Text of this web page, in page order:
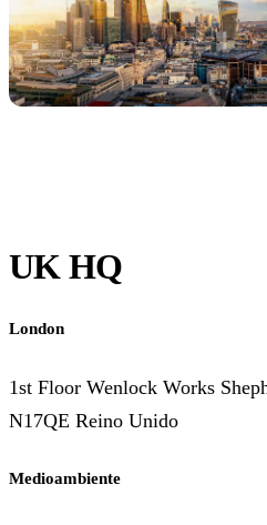
UK HQ
London
1st Floor Wenlock Works
N17QE Reino Unido
Medioambiente